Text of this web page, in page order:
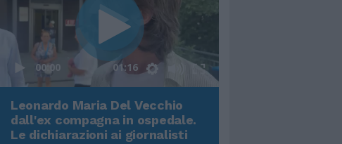
00:00 01:16
Leonardo Maria Del Vecchio
dall'ex compagna in ospedale.
Le dichiarazioni ai giornalisti